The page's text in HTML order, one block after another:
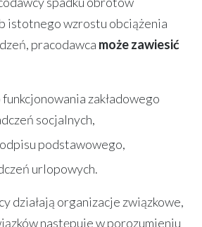
istotnego wzrostu obciążenia
pracodawca może zawiesić
zakładowego
socjalnych,
podstawowego,
urlopowych.
działają organizacje związkowe,
następuje w porozumieniu